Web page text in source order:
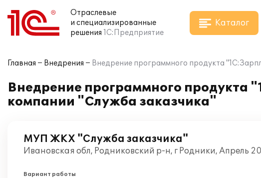
Отраслевые
и специализированные
решения 1С:Предприятие
Каталог
Главная Внедрения Внедрение программного продукта
Внедрение программного продукта
компании "Служба заказчика"
МУП ЖКХ "Служба заказчика"
Ивановская обл, Родниковский р-н, г Родники, Апрель
Вариант работы